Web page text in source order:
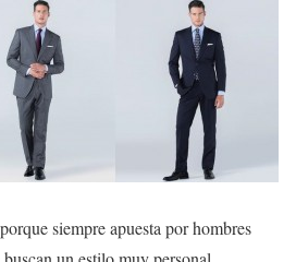
siempre apuesta por hombres